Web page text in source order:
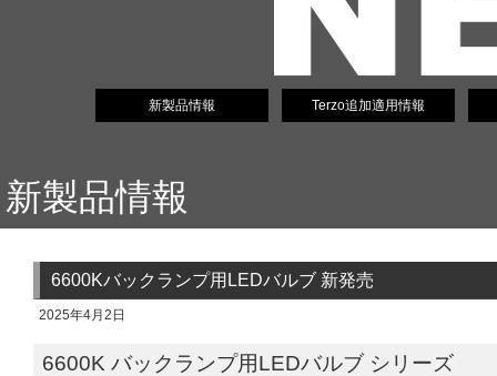
新製品情報 Terzo追加適用情報
新製品情報
6600Kバックランプ用LEDバルブ 新発売
2025年4月2日
6600K バックランプ用LEDバルブ シリーズ